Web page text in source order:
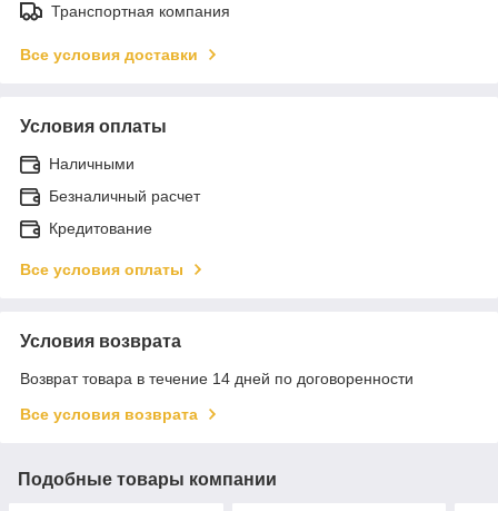
Транспортная компания
Все условия доставки
Условия оплаты
Наличными
Безналичный расчет
Кредитование
Все условия оплаты
Условия возврата
Возврат товара в течение 14 дней по договоренности
Все условия возврата
Подобные товары компании